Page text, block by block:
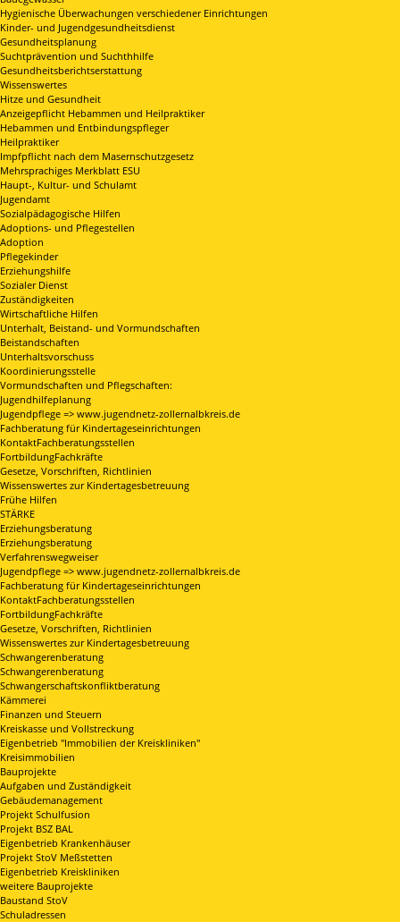
Hygienische Überwachungen verschiedener Einrichtungen
Kinder- und Jugendgesundheitsdienst
Gesundheitsplanung
Suchtprävention und Suchthhilfe
Gesundheitsberichtserstattung
Wissenswertes
Hitze und Gesundheit
Anzeigepflicht Hebammen und Heilpraktiker
Hebammen und Entbindungspfleger
Heilpraktiker
Impfpflicht nach dem Masernschutzgesetz
Mehrsprachiges Merkblatt ESU
Haupt-, Kultur- und Schulamt
Jugendamt
Sozialpädagogische Hilfen
Adoptions- und Pflegestellen
Adoption
Pflegekinder
Erziehungshilfe
Sozialer Dienst
Zuständigkeiten
Wirtschaftliche Hilfen
Unterhalt, Beistand- und Vormundschaften
Beistandschaften
Unterhaltsvorschuss
Koordinierungsstelle
Vormundschaften und Pflegschaften:
Jugendhilfeplanung
Jugendpflege => www.jugendnetz-zollernalbkreis.de
Fachberatung für Kindertageseinrichtungen
KontaktFachberatungsstellen
FortbildungFachkräfte
Gesetze, Vorschriften, Richtlinien
Wissenswertes zur Kindertagesbetreuung
Frühe Hilfen
STÄRKE
Erziehungsberatung
Erziehungsberatung
Verfahrenswegweiser
Jugendpflege => www.jugendnetz-zollernalbkreis.de
Fachberatung für Kindertageseinrichtungen
KontaktFachberatungsstellen
FortbildungFachkräfte
Gesetze, Vorschriften, Richtlinien
Wissenswertes zur Kindertagesbetreuung
Schwangerenberatung
Schwangerenberatung
Schwangerschaftskonfliktberatung
Kämmerei
Finanzen und Steuern
Kreiskasse und Vollstreckung
Eigenbetrieb "Immobilien der Kreiskliniken"
Kreisimmobilien
Bauprojekte
Aufgaben und Zuständigkeit
Gebäudemanagement
Projekt Schulfusion
Projekt BSZ BAL
Eigenbetrieb Krankenhäuser
Projekt StoV Meßstetten
Eigenbetrieb Kreiskliniken
weitere Bauprojekte
Baustand StoV
Schuladressen